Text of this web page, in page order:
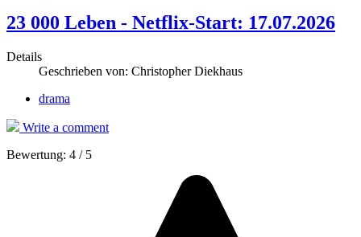
23 000 Leben - Netflix-Start: 17.07.2026
Details
Geschrieben von: Christopher Diekhaus
drama
Write a comment
Bewertung: 4 / 5